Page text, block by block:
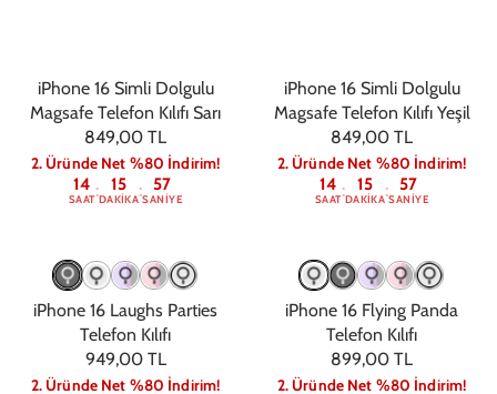
iPhone 16 Simli Dolgulu
Magsafe Telefon Kılıfı Sarı
849,00 TL
2. Üründe Net %80 İndirim!
14
SAAT: 15
DAKIKA: 56
SANIYE
iPhone 16 Simli Dolgulu
Magsafe Telefon Kılıfı Yeşil
849,00 TL
2. Üründe Net %80 İndirim!
14
SAAT: 15
DAKIKA: 56
SANIYE
iPhone 16 Laughs Parties
Telefon Kılıfı
949,00 TL
2. Üründe Net %80 İndirim!
iPhone 16 Flying Panda
Telefon Kılıfı
899,00 TL
2. Üründe Net %80 İndirim!